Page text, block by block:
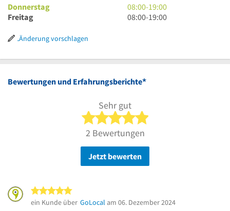
19
Uhr
bis
19
Uhr
bis
Donnerstag
8
Uhr
08:00-19:00
Freitag
8
Uhr
08:00-19:00
Änderung vorschlagen
Bewertungen und Erfahrungsberichte*
Sehr gut
5 von 5 Sternen
2 Bewertungen
Jetzt bewerten
ein Kunde über GoLocal am 06. Dezember 2024